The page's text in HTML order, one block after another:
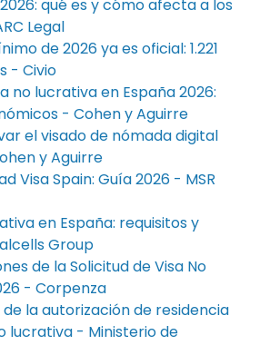
2026: qué es y cómo afecta a los
Legal
de 2026 ya es oficial: 1.221
- Civio
no lucrativa en España 2026:
- Cohen y Aguirre
el visado de nómada digital
y Aguirre
Visa Spain: Guía 2026 - MSR
en España: requisitos y
Group
de la Solicitud de Visa No
- Corpenza
de la autorización de residencia
lucrativa - Ministerio de